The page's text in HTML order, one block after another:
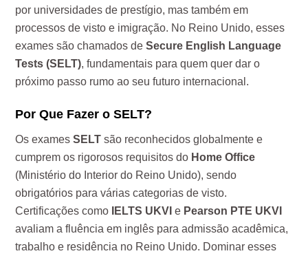
por universidades de prestígio, mas também em
processos de visto e imigração. No Reino Unido, esses
exames são chamados deSecure English Language
Tests (SELT), fundamentais para quem quer dar o
próximo passo rumo ao seu futuro internacional.
Por Que Fazer o SELT?
Os examesSELT são reconhecidos globalmente e
cumprem os rigorosos requisitos do Home Office
(Ministério do Interior do Reino Unido), sendo
obrigatórios para várias categorias de visto.
Certificações como
IELTS UKVI e Pearson PTE UKVI
avaliam a fluência em inglês para admissão acadêmica,
trabalho e residência no Reino Unido. Dominar esses